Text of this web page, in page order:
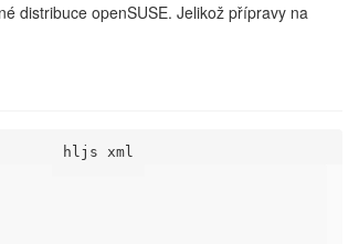
distribuce openSUSE. Jelikož přípravy na